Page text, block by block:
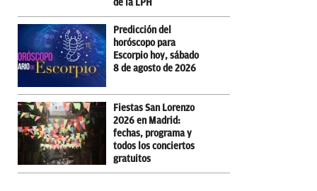
de la LPH
Predicción del
horóscopo para
Escorpio hoy, sábado
8 de agosto de 2026
Fiestas San Lorenzo
2026 en Madrid:
fechas, programa y
todos los conciertos
gratuitos